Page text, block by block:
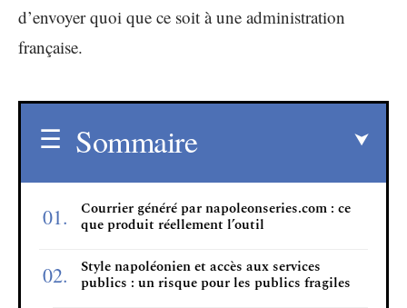
d’envoyer quoi que ce soit à une administration
française.
Sommaire
Courrier généré par napoleonseries.com : ce
que produit réellement l’outil
Style napoléonien et accès aux services
publics : un risque pour les publics fragiles